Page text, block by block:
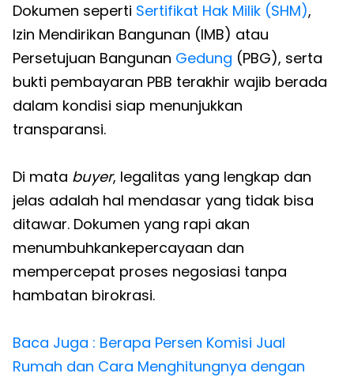
Dokumen seperti Sertifikat Hak Milik (SHM),
Izin Mendirikan Bangunan (IMB) atau
Persetujuan Bangunan Gedung (PBG), serta
bukti pembayaran PBB terakhir wajib berada
dalam kondisi siap menunjukkan
transparansi.
Di mata buyer, legalitas yang lengkap dan
jelas adalah hal mendasar yang tidak bisa
ditawar. Dokumen yang rapi akan
menumbuhkankepercayaan dan
mempercepat proses negosiasi tanpa
hambatan birokrasi.
Baca Juga : Berapa Persen Komisi Jual
Rumah dan Cara Menghitungnya dengan